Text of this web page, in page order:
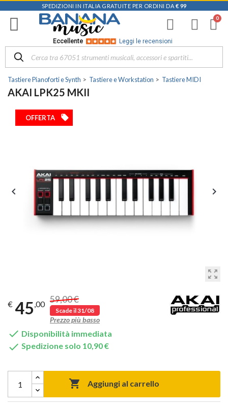
SPEDIZIONI IN ITALIA GRATUITE PER ORDINI DA € 99
Eccellente Leggi le recensioni
Tastiere Pianoforti e Synth Tastiere e Workstation Tastiere MIDI
AKAI LPK25 MKII
OFFERTA local_offer
zoom_out_map
 
€ 45 ,00 59,00 €
Scade il 31/08
Prezzo più basso
 Disponibilità immediata
 Spedizione solo 10,90 €
 Aggiungi al carrello